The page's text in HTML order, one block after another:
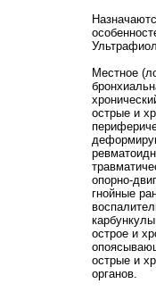
Местное
острые и
опорно-
гнойные
карбункулы
острое и
острые и
органов.